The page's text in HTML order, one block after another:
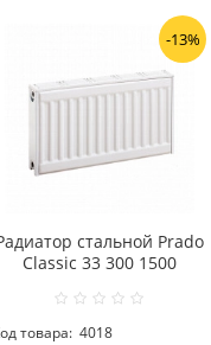
-13%
стальной Prado
Classic 33 300 1500
товара: 4018